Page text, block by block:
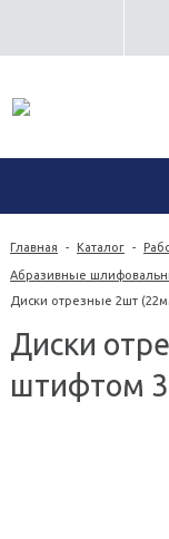
Главная - Каталог -
Абразивные
Диски отрезные 2шт
Диски
штифтом